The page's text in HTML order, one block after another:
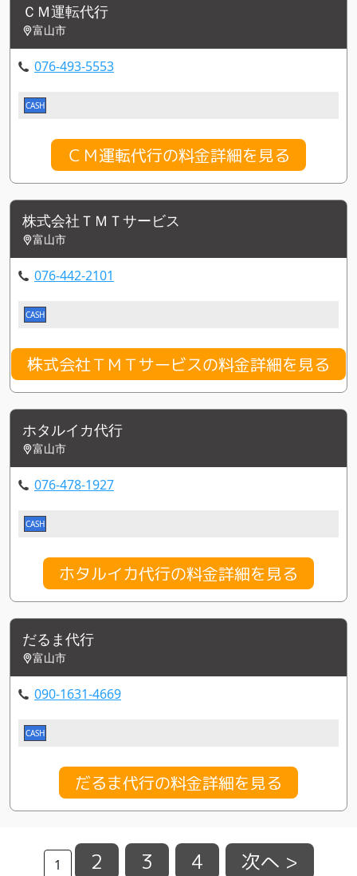
ＣＭ運転代行
富山市
076-493-5553
CASH
ＣＭ運転代行の料金詳細を見る
株式会社ＴＭＴサービス
富山市
076-442-2101
CASH
株式会社ＴＭＴサービスの料金詳細を見る
ホタルイカ代行
富山市
076-478-1927
CASH
ホタルイカ代行の料金詳細を見る
だるま代行
富山市
090-1631-4669
CASH
だるま代行の料金詳細を見る
1 2 3 4 次へ >